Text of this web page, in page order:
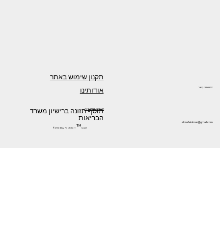
©2024 by Prolistem™Israel
אודותינו
תקנון שימוש באתר
תוסף תזונה ברישיון משרד
הבריאות alonafeldman@gmail.com
צרו איתנו קשר
+972505266144